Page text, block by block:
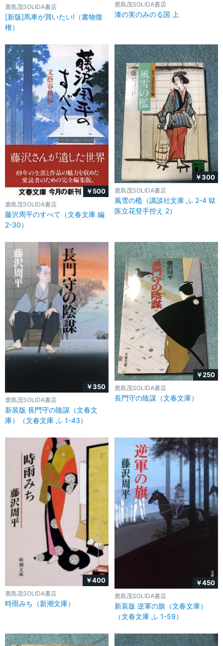
鹿島茂SOLIDA書店
[新版]馬車が買いたい!（書物復
権）
鹿島茂SOLIDA書店
漆の実のみのる国 上
￥500
鹿島茂SOLIDA書店
藤沢周平のすべて（文春文庫 編
2-30）
￥300
鹿島茂SOLIDA書店
風雪の檻（講談社文庫 ふ 2-4 獄
医立花登手控え 2）
￥350
鹿島茂SOLIDA書店
新装版 長門守の陰謀（文春文
庫）（文春文庫 ふ 1-43）
￥250
鹿島茂SOLIDA書店
長門守の陰謀（文春文庫）
￥400
鹿島茂SOLIDA書店
時雨みち（新潮文庫）
￥450
鹿島茂SOLIDA書店
新装版 逆軍の旗（文春文庫）
（文春文庫 ふ 1-59）